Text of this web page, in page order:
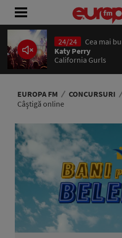
24/24
Cea mai
Katy Perry
California Gurls
EUROPA FM CONCURSURI
Câştigă online
ACASĂ
ȘTIRI
RADIO
PODCAST
ASCULTĂ
LIVE